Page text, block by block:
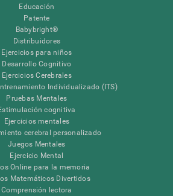
Educación
Patente
Babybright®
Distribuidores
Ejercicios para niños
Desarrollo Cognitivo
Ejercicios Cerebrales
Individualizado (ITS)
Pruebas Mentales
cognitiva
Ejercicios mentales
cerebral personalizado
Juegos Mentales
Ejercicio Mental
Online para la memoria
Matemáticos Divertidos
Comprensión lectora